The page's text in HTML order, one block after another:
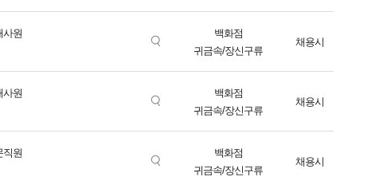
사원
백화점
귀금속/장신구류
채용시
사원
백화점
귀금속/장신구류
채용시
직원
백화점
귀금속/장신구류
채용시